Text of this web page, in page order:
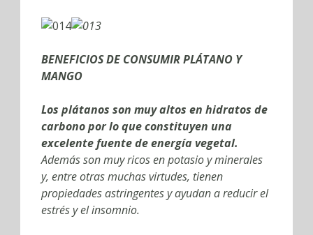
BENEFICIOS DE CONSUMIR PLÁTANO Y
MANGO
Los plátanos son muy altos en hidratos de
carbono por lo que constituyen una
excelente fuente de energía vegetal.
Además son muy ricos en potasio y minerales
y, entre otras muchas virtudes, tienen
propiedades astringentes y ayudan a reducir el
estrés y el insomnio.